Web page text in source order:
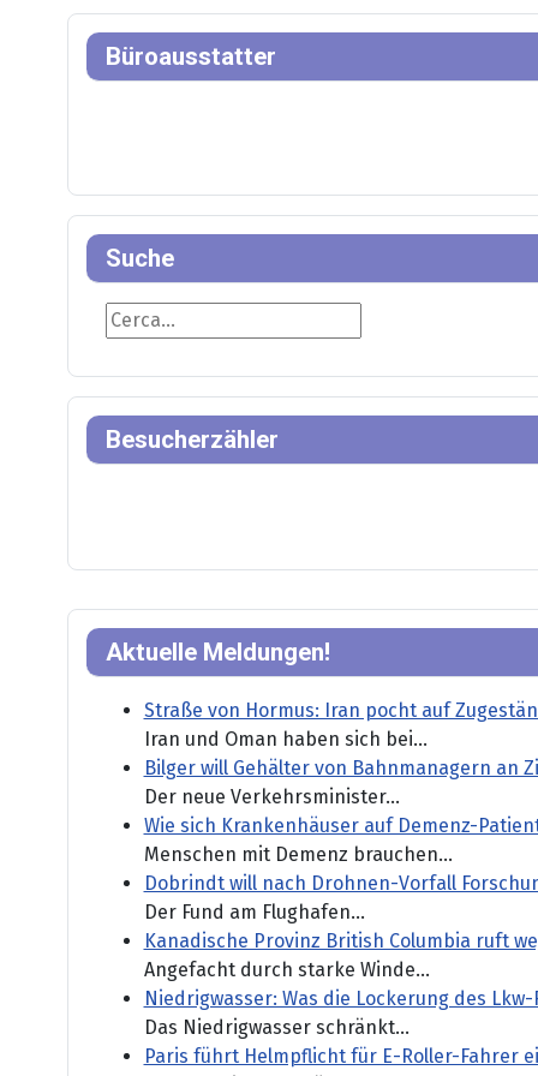
Aktuelle Meldungen!
Straße von Hormus: Iran pocht auf
Iran und Oman haben sich bei...
Bilger will Gehälter von Bahnmanagern an
Der neue Verkehrsminister...
Wie sich Krankenhäuser auf Demenz-
Menschen mit Demenz brauchen...
Dobrindt will nach Drohnen-Vorfall
Der Fund am Flughafen...
Kanadische Provinz British Columbia ruft
Angefacht durch starke Winde...
Niedrigwasser: Was die Lockerung des
Das Niedrigwasser schränkt...
Paris führt Helmpflicht für E-Roller-Fahrer
Büroausstatter
Suche
Suche
Besucherzähler